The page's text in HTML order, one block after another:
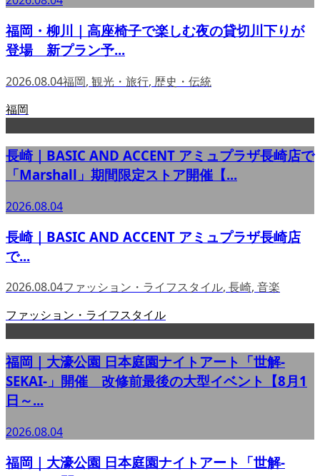
福岡・柳川｜高座椅子で楽しむ夜の貸切川下りが
登場 新プラン予...
2026.08.04福岡, 観光・旅行, 歴史・伝統
福岡
長崎｜BASIC AND ACCENT アミュプラザ長崎店で
「Marshall」期間限定ストア開催【...
2026.08.04
長崎｜BASIC AND ACCENT アミュプラザ長崎店
で...
2026.08.04ファッション・ライフスタイル, 長崎, 音楽
ファッション・ライフスタイル
福岡｜大濠公園 日本庭園ナイトアート「世解-
SEKAI-」開催 改修前最後の大型イベント【8月1
日～...
2026.08.04
福岡｜大濠公園 日本庭園ナイトアート「世解-